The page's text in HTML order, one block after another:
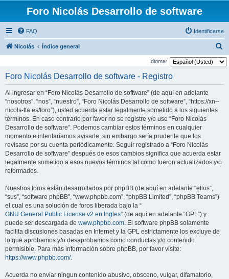
Foro Nicolás Desarrollo de software
FAQ Identificarse
Nicolás Índice general
u
Idioma:
Foro Nicolás Desarrollo de software - Registro
Al ingresar en “Foro Nicolás Desarrollo de software” (de aquí en adelante
“nosotros”, “nos”, “nuestro”, “Foro Nicolás Desarrollo de software”, “https://xn--
nicols-tta.es/foro”), usted acuerda estar legalmente sometido a los siguientes
términos. En caso contrario por favor no se registre y/o use “Foro Nicolás
Desarrollo de software”. Podemos cambiar estos términos en cualquier
momento e intentaríamos avisarle, sin embargo sería prudente que los
revisase por su cuenta periódicamente. Seguir registrado a “Foro Nicolás
Desarrollo de software” después de esos cambios significa que acuerda estar
legalmente sometido a esos nuevos términos tal como fueron actualizados y/o
reformados.
Nuestros foros están desarrollados por phpBB (de aquí en adelante “ellos”,
“sus”, “software phpBB”, “www.phpbb.com”, “phpBB Limited”, “phpBB Teams”)
el cual es una solución de foros liberada bajo la “
GNU General Public License v2 en Ingles” (de aquí en adelante “GPL”) y
puede ser descargada de www.phpbb.com. El software phpBB solamente
facilita discusiones basadas en Internet y la GPL estrictamente los excluye de
lo que aprobamos y/o desaprobamos como conductas y/o contenido
permisible. Para más información sobre phpBB, por favor visite:
https://www.phpbb.com/.
Acuerda no enviar ningun contenido abusivo, obsceno, vulgar, difamatorio,